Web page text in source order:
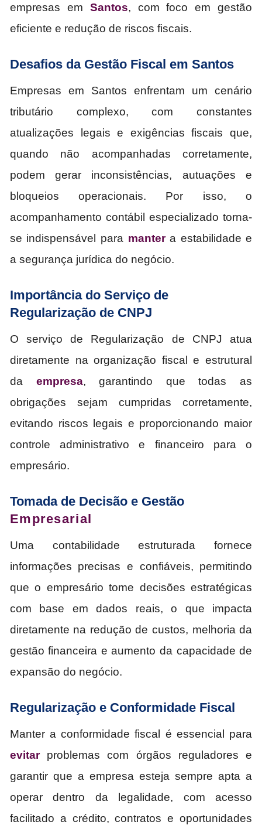
empresas em Santos, com foco em gestão
eficiente e redução de riscos fiscais.
Desafios da Gestão Fiscal em Santos
Empresas em Santos enfrentam um cenário
tributário complexo, com constantes
atualizações legais e exigências fiscais que,
quando não acompanhadas corretamente,
podem gerar inconsistências, autuações e
bloqueios operacionais. Por isso, o
acompanhamento contábil especializado torna-
se indispensável para mantera estabilidade e
a segurança jurídica do negócio.
Importância do Serviço de
Regularização de CNPJ
O serviço de Regularização de CNPJ atua
diretamente na organização fiscal e estrutural
da empresa, garantindo que todas as
obrigações sejam cumpridas corretamente,
evitando riscos legais e proporcionando maior
controle administrativo e financeiro para o
empresário.
Tomada de Decisão e Gestão
Empresarial
Uma contabilidade estruturada fornece
informações precisas e confiáveis, permitindo
que o empresário tome decisões estratégicas
com base em dados reais, o que impacta
diretamente na redução de custos, melhoria da
gestão financeira e aumento da capacidade de
expansão do negócio.
Regularização e Conformidade Fiscal
Manter a conformidade fiscal é essencial para
evitarproblemas com órgãos reguladores e
garantir que a empresa esteja sempre apta a
operar dentro da legalidade, com acesso
facilitado a crédito, contratos e oportunidades